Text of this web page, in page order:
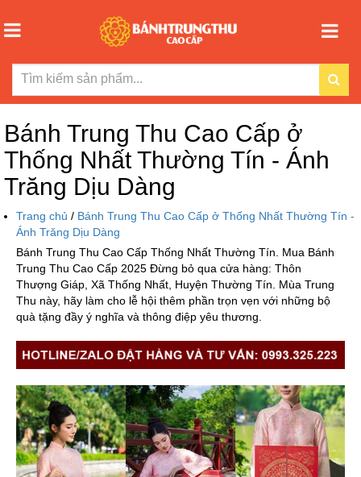
Bánh Trung Thu Cao Cấp ở
Thống Nhất Thường Tín - Ánh
Trăng Dịu Dàng
Trang chủ / Bánh Trung Thu Cao Cấp ở Thống Nhất Thường Tín -
Ánh Trăng Dịu Dàng
Bánh Trung Thu Cao Cấp Thống Nhất Thường Tín. Mua Bánh
Trung Thu Cao Cấp 2025 Đừng bỏ qua cửa hàng: Thôn
Thượng Giáp, Xã Thống Nhất, Huyện Thường Tín. Mùa Trung
Thu này, hãy làm cho lễ hội thêm phần trọn vẹn với những bộ
quà tặng đầy ý nghĩa và thông điệp yêu thương.